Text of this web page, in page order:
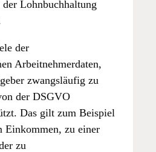
Lohnbuchhaltung
der
Arbeitnehmerdaten,
zwangsläufig zu
der DSGVO
Das gilt zum Beispiel
Einkommen, zu einer
zu